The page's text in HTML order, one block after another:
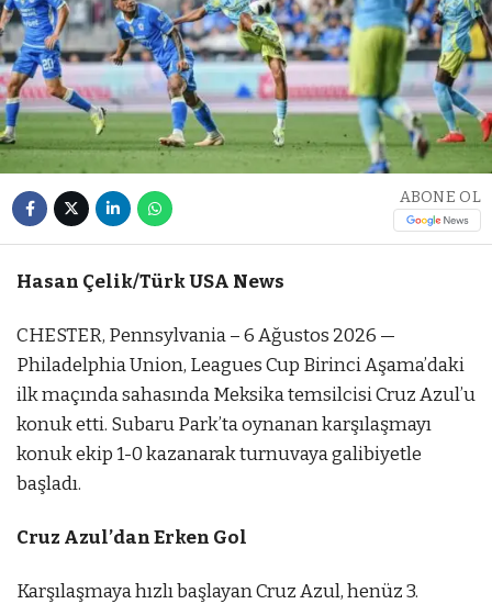
ABONE OL
Hasan Çelik/Türk USA News
CHESTER, Pennsylvania – 6 Ağustos 2026 —
Philadelphia Union, Leagues Cup Birinci Aşama’daki
ilk maçında sahasında Meksika temsilcisi Cruz Azul’u
konuk etti. Subaru Park’ta oynanan karşılaşmayı
konuk ekip 1-0 kazanarak turnuvaya galibiyetle
başladı.
Cruz Azul’dan Erken Gol
Karşılaşmaya hızlı başlayan Cruz Azul, henüz 3.